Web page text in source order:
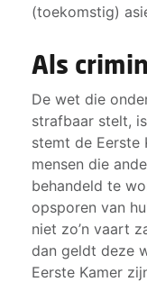
(toekomstig)
Als
De wet die
strafbaar stelt,
stemt de Eerste
mensen die
behandeld te
opsporen van
niet zo’n vaart
dan geldt deze
Eerste Kamer